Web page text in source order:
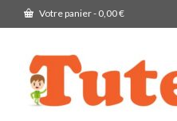
Votre panier- 0,00€